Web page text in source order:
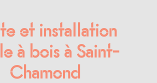
et installation
à bois à Saint-
Chamond